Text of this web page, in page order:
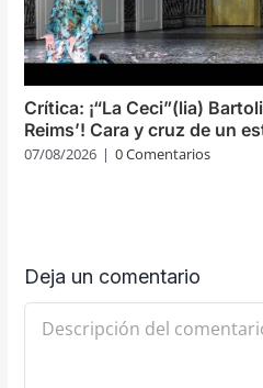
Crítica: ¡“La Ceci”(lia)
Reims’! Cara y cruz de un
07/08/2026 | 0 Comentarios
Deja un comentario
Comentario